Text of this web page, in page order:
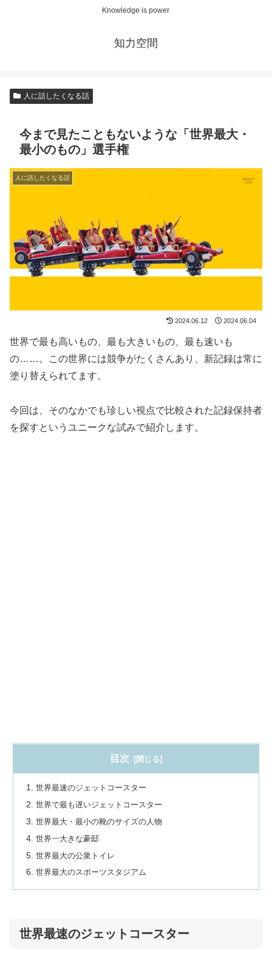
Knowledge is power.
知力空間
人に話したくなる話
今まで見たこともないような「世界最大・
最小のもの」選手権
人に話したくなる話
2024.06.12 2024.06.04
世界で最も高いもの、最も大きいもの、最も速いも
の……。この世界には競争がたくさんあり、新記録は常に
塗り替えられてます。
今回は、そのなかでも珍しい視点で比較された記録保持者
を探すというユニークな試みで紹介します。
目次
世界最速のジェットコースター
世界で最も遅いジェットコースター
世界最大・最小の靴のサイズの人物
世界一大きな豪邸
世界最大の公衆トイレ
世界最大のスポーツスタジアム
世界最速のジェットコースター